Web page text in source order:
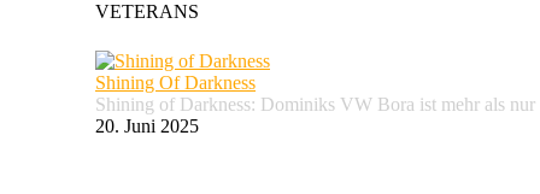
VETERANS
Shining Of Darkness
Shining of Darkness: Dominiks VW Bora ist mehr als
20. Juni 2025